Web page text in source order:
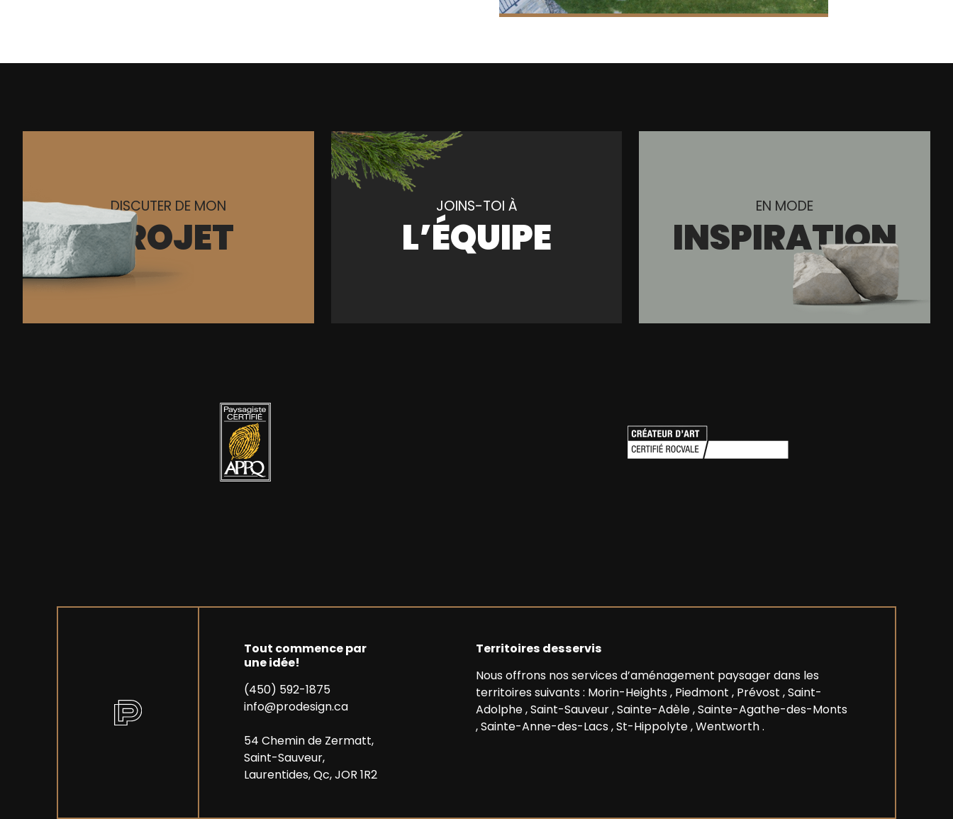
DISCUTER DE MON
PROJET
JOINS-TOI À
L’ÉQUIPE
EN MODE
INSPIRATION
Tout commence par
une idée!
(450) 592-1875
info@prodesign.ca
54 Chemin de Zermatt,
Saint-Sauveur,
Laurentides, Qc, JOR 1R2
Territoires desservis
Nous offrons nos services d’aménagement paysager dans les
territoires suivants : Morin-Heights, Piedmont , Prévost ,Saint-
Adolphe,Saint-Sauveur,Sainte-Adèle,Sainte-Agathe-des-Monts
,Sainte-Anne-des-Lacs,St-Hippolyte,Wentworth.